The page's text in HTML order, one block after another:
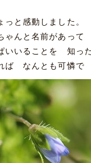
と感動しました
んと名前があって
いることを 知った
ば なんとも可憐で